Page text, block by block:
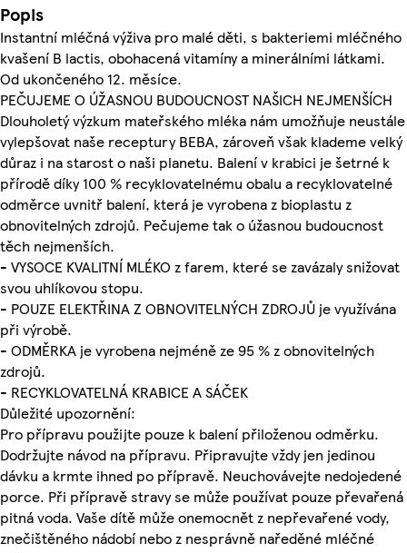
Popis
Instantní mléčná výživa pro malé děti, s bakteriemi mléčného
kvašení B lactis, obohacená vitamíny a minerálními látkami.
Od ukončeného 12. měsíce.
PEČUJEME O ÚŽASNOU BUDOUCNOST NAŠICH NEJMENŠÍCH
Dlouholetý výzkum mateřského mléka nám umožňuje neustále
vylepšovat naše receptury BEBA, zároveň však klademe velký
důraz i na starost o naši planetu. Balení v krabici je šetrné k
přírodě díky 100 % recyklovatelnému obalu a recyklovatelné
odměrce uvnitř balení, která je vyrobena z bioplastu z
obnovitelných zdrojů. Pečujeme tak o úžasnou budoucnost
těch nejmenších.
- VYSOCE KVALITNÍ MLÉKO z farem, které se zavázaly snižovat
svou uhlíkovou stopu.
- POUZE ELEKTŘINA Z OBNOVITELNÝCH ZDROJŮ je využívána
při výrobě.
- ODMĚRKA je vyrobena nejméně ze 95 % z obnovitelných
zdrojů.
- RECYKLOVATELNÁ KRABICE A SÁČEK
Důležité upozornění:
Pro přípravu použijte pouze k balení přiloženou odměrku.
Dodržujte návod na přípravu. Připravujte vždy jen jedinou
dávku a krmte ihned po přípravě. Neuchovávejte nedojedené
porce. Při přípravě stravy se může používat pouze převařená
pitná voda. Vaše dítě může onemocnět z nepřevařené vody,
znečištěného nádobí nebo z nesprávně naředěné mléčné